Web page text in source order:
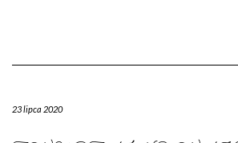
23 lipca 2020